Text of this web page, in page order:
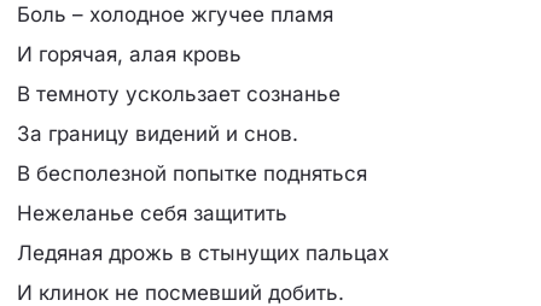
Боль – холодное жгучее пламя
И горячая, алая кровь
В темноту ускользает сознанье
За границу видений и снов.
В бесполезной попытке подняться
Нежеланье себя защитить
Ледяная дрожь в стынущих пальцах
И клинок не посмевший добить.